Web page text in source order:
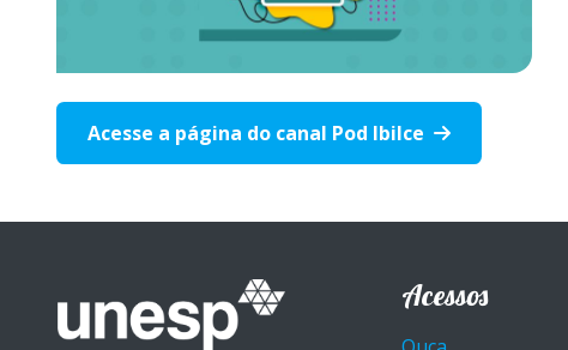
Acesse a página do canal Pod Ibilce
Acessos